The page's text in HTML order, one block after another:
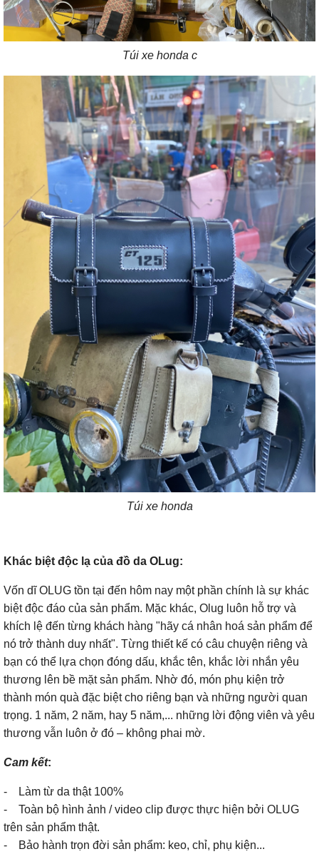
Túi xe honda c
Túi xe honda
Khác biệt độc lạ của đồ da OLug:
Vốn dĩ OLUG tồn tại đến hôm nay một phần chính là sự khác
biệt độc đáo của sản phẩm. Mặc khác, Olug luôn hỗ trợ và
khích lệ đến từng khách hàng "hãy cá nhân hoá sản phẩm để
nó trở thành duy nhất". Từng thiết kế có câu chuyện riêng và
bạn có thể lựa chọn đóng dấu, khắc tên, khắc lời nhắn yêu
thương lên bề mặt sản phẩm. Nhờ đó, món phụ kiện trở
thành món quà đặc biệt cho riêng bạn và những người quan
trọng. 1 năm, 2 năm, hay 5 năm,... những lời động viên và yêu
thương vẫn luôn ở đó – không phai mờ.
Cam kết:
- Làm từ da thật 100%
- Toàn bộ hình ảnh / video clip được thực hiện bởi OLUG
trên sản phẩm thật.
- Bảo hành trọn đời sản phẩm: keo, chỉ, phụ kiện...